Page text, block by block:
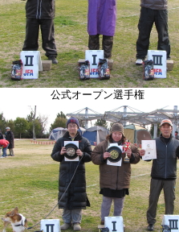
公式オープン選手権